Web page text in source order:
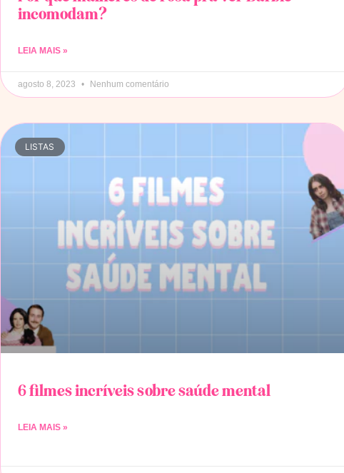
incomodam?
LEIA MAIS »
agosto 8, 2023 Nenhum comentário
LISTAS
6 filmes incríveis sobre saúde mental
LEIA MAIS »